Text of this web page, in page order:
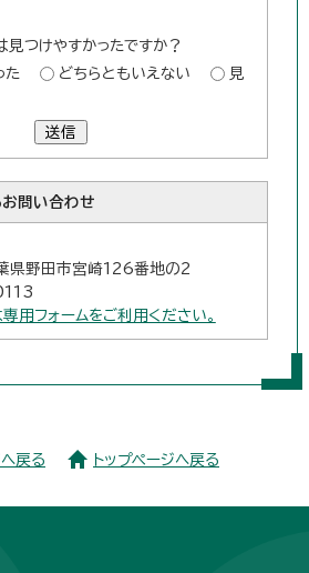
見つけやすかったですか？
た
どちらともいえない
見
送信
お問い合わせ
野田市宮崎126番地の2
用フォームをご利用ください。
戻る トップページへ戻る